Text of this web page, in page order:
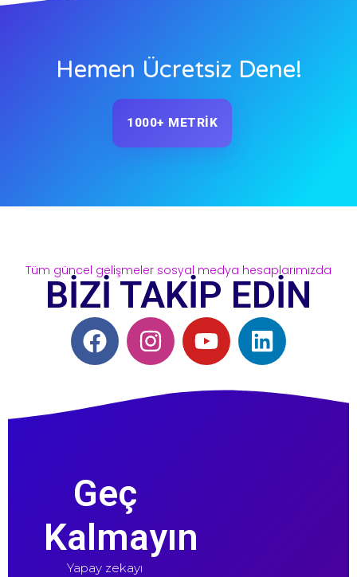
Hemen Ücretsiz Dene!
1000+ METRİK
Tüm güncel gelişmeler sosyal medya hesaplarımızda
BİZİ TAKİP EDİN
Geç
Kalmayın
Yapay zekayı